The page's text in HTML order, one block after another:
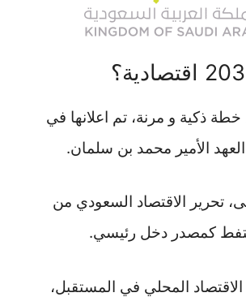
ان خطة 2030 خطة ذكية و مرنة، تم اعلانها في
تحرير الاقتصاد السعودي من
كمصدر دخل رئيسي.
المحلي في المستقبل،